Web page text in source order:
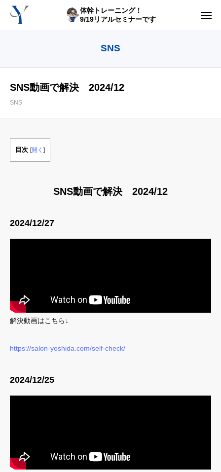
体幹トレーニング！
9/19リアルセミナーです
SNS
SNS動画で解決 2024/12
SNS
目次 [開く ]
SNS動画で解決 2024/12
2024/12/27
解決動画はこちら↓
https://salon-yoshida.com/self-check/
2024/12/25
からだの悩み動画集
体型の悩み動画集
セルフ姿勢分析
トップ画面ガイド
yoshidaコラム